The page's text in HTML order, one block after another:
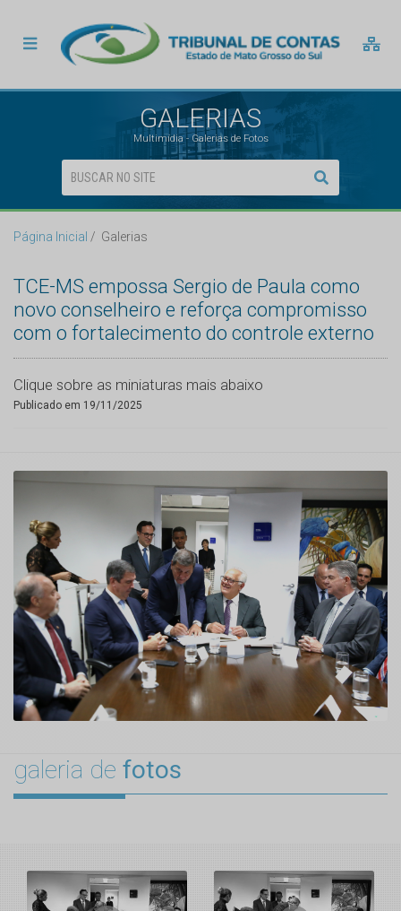
GALERIAS
Multimídia - Galerias de Fotos
Página Inicial Galerias
TCE-MS empossa Sergio de Paula como
novo conselheiro e reforça compromisso
com o fortalecimento do controle externo
Clique sobre as miniaturas mais abaixo
Publicado em 19/11/2025
galeria de fotos